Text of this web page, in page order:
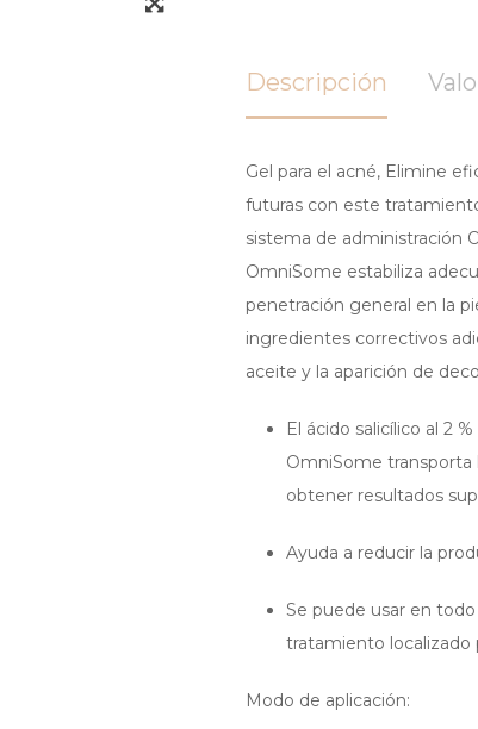
Descripción
Gel para el acné, Elimine
futuras con este
sistema de administración
OmniSome estabiliza
penetración general en la
ingredientes correctivos
aceite y la aparición de
El ácido salicílico al 2
OmniSome
obtener resultados
Ayuda a reducir la
Se puede usar en
tratamiento localizado
Modo de aplicación: